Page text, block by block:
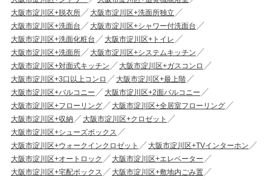
大阪市淀川区+脱衣所
大阪市淀川区+洗面所独立
大阪市淀川区+洗面台
大阪市淀川区+シャワー付洗面台
大阪市淀川区+洗面化粧台
大阪市淀川区+トイレ
大阪市淀川区+洗面所
大阪市淀川区+システムキッチン
大阪市淀川区+対面式キッチン
大阪市淀川区+ガスコンロ
大阪市淀川区+3口以上コンロ
大阪市淀川区+最上階
大阪市淀川区+バルコニー
大阪市淀川区+2面バルコニー
大阪市淀川区+フローリング
大阪市淀川区+全居室フローリング
大阪市淀川区+収納
大阪市淀川区+クロゼット
大阪市淀川区+シューズボックス
大阪市淀川区+ウォークインクロゼット
大阪市淀川区+TVインターホン
大阪市淀川区+オートロック
大阪市淀川区+エレベーター
大阪市淀川区+宅配ボックス
大阪市淀川区+敷地内ごみ置